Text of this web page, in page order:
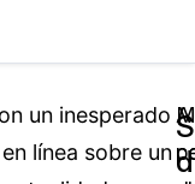
un inesperado
línea sobre un
A